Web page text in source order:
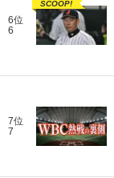
6位
6
SCOOP!
7位
7